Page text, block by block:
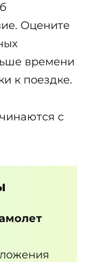
Оцените
времени
к поездке.
с